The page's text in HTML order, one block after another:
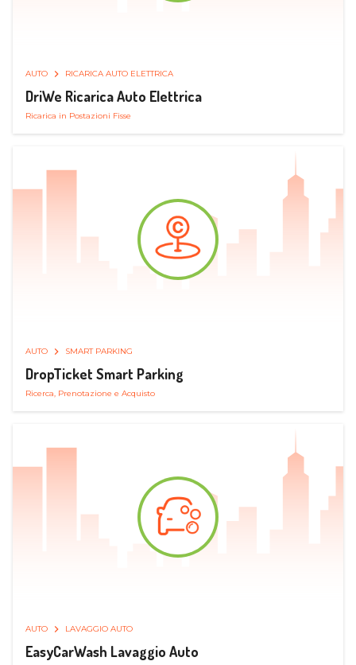
AUTO RICARICA AUTO ELETTRICA
DriWe Ricarica Auto Elettrica
Ricarica in Postazioni Fisse
AUTO SMART PARKING
DropTicket Smart Parking
Ricerca, Prenotazione e Acquisto
AUTO LAVAGGIO AUTO
EasyCarWash Lavaggio Auto